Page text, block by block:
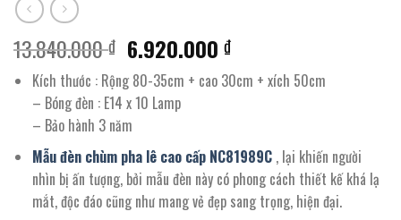
13.840.000₫ Giá
gốc
là:
13.840.000 ₫.
6.920.000₫Giá
hiện
tại
Kích thước : Rộng 80-35cm + cao 30cm + xích 50cm
– Bóng đèn : E14 x 10 Lamp
– Bảo hành 3 năm
Mẫu đèn chùm pha lê cao cấp NC81989C , lại khiến người
nhìn bị ấn tượng, bởi mẫu đèn này có phong cách thiết kế khá lạ
mắt, độc đáo cũng như mang vẻ đẹp sang trọng, hiện đại.